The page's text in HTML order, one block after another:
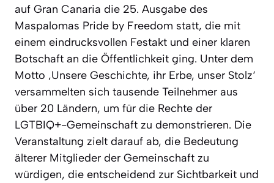
auf Gran Canaria die 25. Ausgabe des
Maspalomas Pride by Freedom statt, die mit
einem eindrucksvollen Festakt und einer klaren
Botschaft an die Öffentlichkeit ging. Unter dem
Motto ‚Unsere Geschichte, ihr Erbe, unser Stolz‘
versammelten sich tausende Teilnehmer aus
über 20 Ländern, um für die Rechte der
LGTBIQ+-Gemeinschaft zu demonstrieren. Die
Veranstaltung zielt darauf ab, die Bedeutung
älterer Mitglieder der Gemeinschaft zu
würdigen, die entscheidend zur Sichtbarkeit und